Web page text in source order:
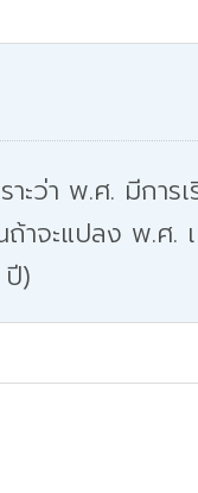
ะว่า พ.ศ. มีการเ
าจะแปลง พ.ศ.
)